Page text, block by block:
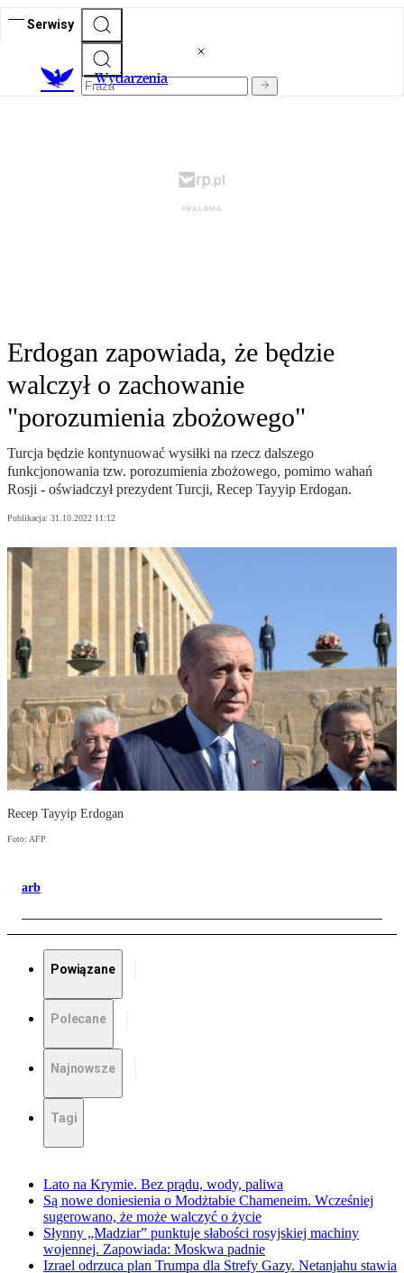
Serwisy
Wydarzenia
Erdogan zapowiada, że będzie
walczył o zachowanie
"porozumienia zbożowego"
Turcja będzie kontynuować wysiłki na rzecz dalszego
funkcjonowania tzw. porozumienia zbożowego, pomimo wahań
Rosji - oświadczył prezydent Turcji, Recep Tayyip Erdogan.
Publikacja: 31.10.2022 11:12
Recep Tayyip Erdogan
Foto: AFP
arb
Powiązane
Polecane
Najnowsze
Tagi
Lato na Krymie. Bez prądu, wody, paliwa
Są nowe doniesienia o Modżtabie Chameneim. Wcześniej
sugerowano, że może walczyć o życie
Słynny „Madziar” punktuje słabości rosyjskiej machiny
wojennej. Zapowiada: Moskwa padnie
Izrael odrzuca plan Trumpa dla Strefy Gazy. Netanjahu stawia